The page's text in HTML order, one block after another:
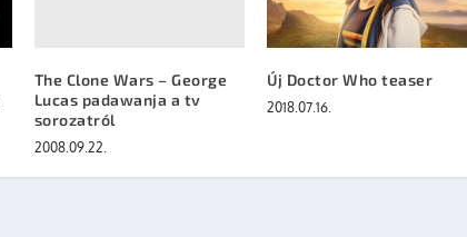
The Clone Wars – George
Lucas padawanja a tv
sorozatról
2008.09.22.
Új Doctor Who teaser
2018.07.16.